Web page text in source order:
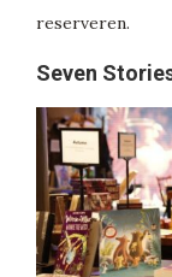
reserveren.
Seven